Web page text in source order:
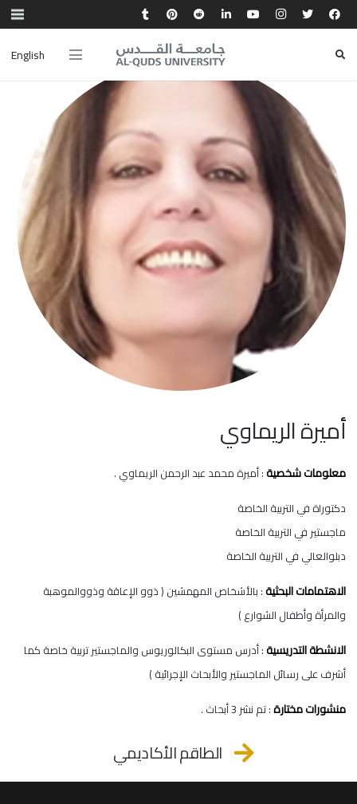
English
أميرة الريماوي
معلومات شخصية: أميرة محمد عبد الرحمن الريماوي .
دكتوراة في التربية الخاصة
ماجستير في التربية الخاصة
دبلوالعالي في التربية الخاصة
الاهتمامات البحثية: بالأشخاص المهمشين ( ذوو الإعاقة وذووالموهبة
والمرأة وأطفال الشوارع )
الانشطة التدريسية: أدرس مستوى البكالوريوس والماجستير تربية خاصة كما
أشرف على رسائل الماجستير والأبحاث الإجرائية )
منشورات مختارة: تم نشر 3 أبحاث .
الطاقم الأكاديمي